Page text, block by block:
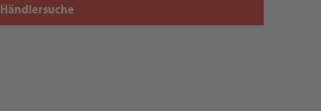
Händlersuche